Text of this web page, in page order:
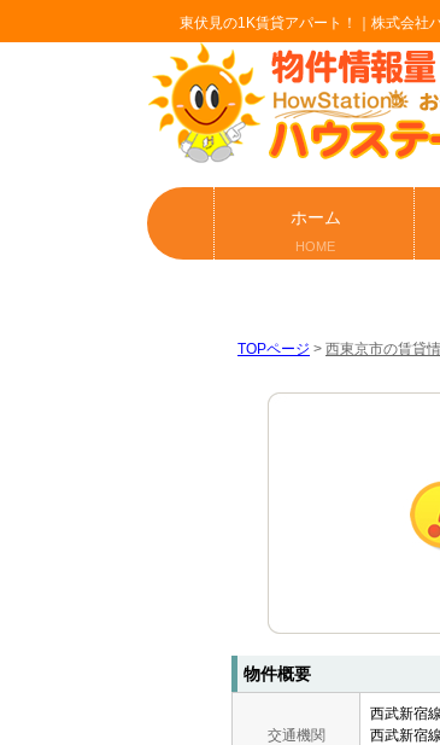
東伏見の1K賃貸アパート！｜株式会社
ホーム
HOME
TOPページ > 西東京市の賃貸
物件概要
交通機関
西武新宿
西武新宿